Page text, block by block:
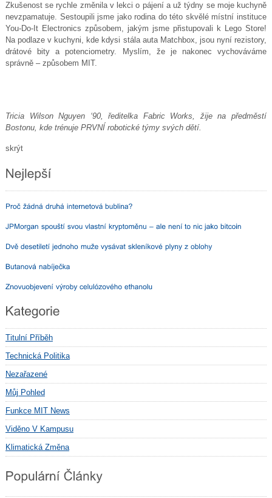
Zkušenost se rychle změnila v lekci o pájení a už týdny se moje kuchyně
nevzpamatuje. Sestoupili jsme jako rodina do této skvělé místní instituce
You-Do-It Electronics způsobem, jakým jsme přistupovali k Lego Store!
Na podlaze v kuchyni, kde kdysi stála auta Matchbox, jsou nyní rezistory,
drátové bity a potenciometry. Myslím, že je nakonec vychováváme
správně – způsobem MIT.
Tricia Wilson Nguyen ‘90, ředitelka Fabric Works, žije na předměstí
Bostonu, kde trénuje PRVNÍ robotické týmy svých dětí.
skrýt
Titulní Příběh
Technická Politika
Nezařazené
Můj Pohled
Funkce MIT News
Viděno V Kampusu
Klimatická Změna